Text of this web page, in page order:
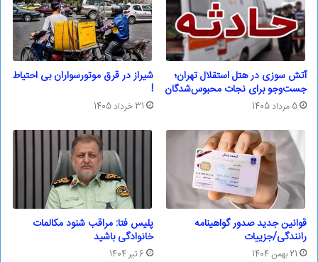
آتش سوزی در هتل استقلال تهران؛
جست‌وجو برای نجات محبوس‌شدگان
5 مرداد 1405
شیراز در قرق موتورسواران بی احتیاط
!
31 خرداد 1405
قوانین جدید صدور گواهینامه
رانندگی/جزییات
21 بهمن 1404
پلیس فتا: مراقب شنود مکالمات
خانوادگی باشید
6 تیر 1404